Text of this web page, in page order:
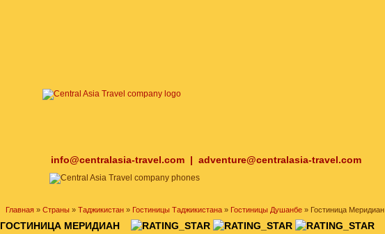
info@centralasia-travel.com | adventure@centralasia-travel.com
Главная » Страны » Таджикистан » Гостиницы Таджикистана » Гостиницы Душанбе » Гостиница Меридиан
ГОСТИНИЦА МЕРИДИАН